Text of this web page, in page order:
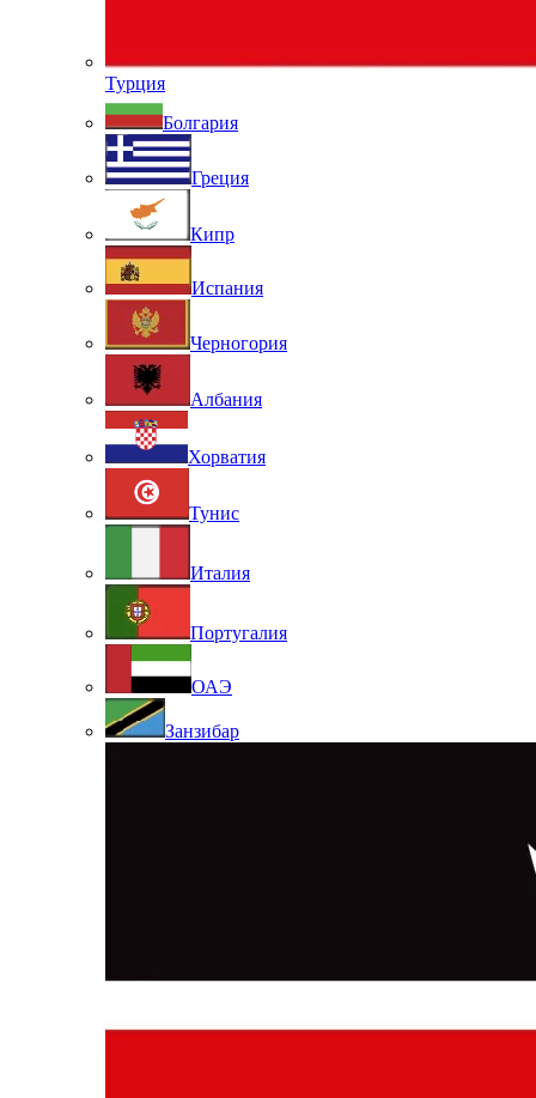
Турция
Болгария
Греция
Кипр
Испания
Черногория
Албания
Хорватия
Тунис
Италия
Португалия
ОАЭ
Занзибар